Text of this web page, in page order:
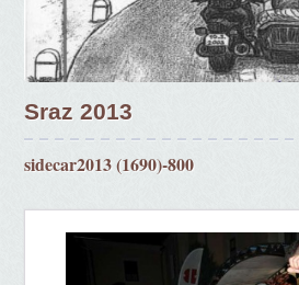
Sraz 2013
sidecar2013 (1690)-800